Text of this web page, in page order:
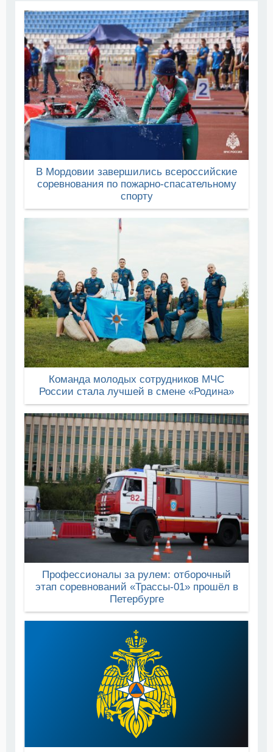
В Мордовии завершились всероссийские
соревнования по пожарно-спасательному
спорту
Команда молодых сотрудников МЧС
России стала лучшей в смене «Родина»
Профессионалы за рулем: отборочный
этап соревнований «Трассы-01» прошёл в
Петербурге